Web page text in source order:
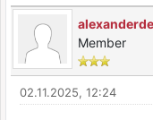
Member
02.11.2025, 12:24